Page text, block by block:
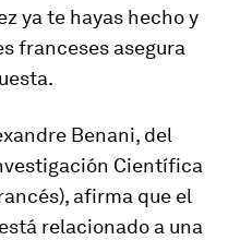
ya te hayas hecho y
franceses asegura
Benani, del
Científica
afirma que el
relacionado a una